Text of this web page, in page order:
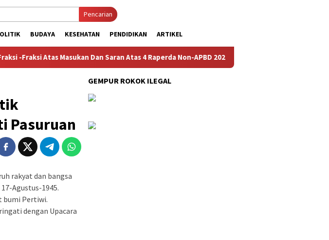
Pencarian
BUDAYA KESEHATAN PENDIDIKAN ARTIKEL
Atas Masukan Dan Saran Atas 4 Raperda Non-APBD 2026 Pemdes Bulusari Gelar
Pasuruan
rakyat dan bangsa
Agustus-1945.
bumi Pertiwi.
dengan Upacara
GEMPUR ROKOK ILEGAL